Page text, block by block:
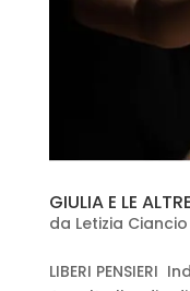
GIULIA E LE ALTRE
da Letizia Ciancio
LIBERI PENSIERI